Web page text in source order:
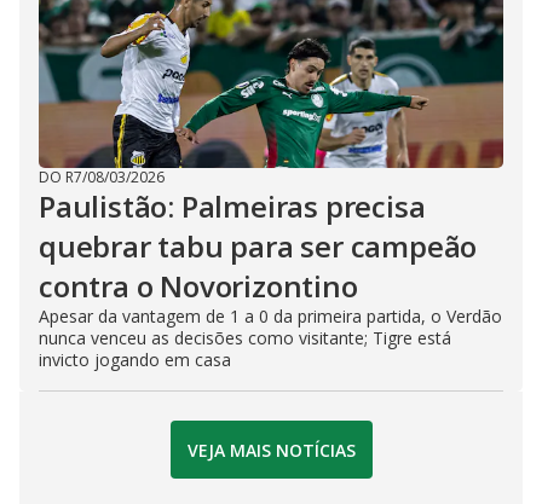
DO R7/08/03/2026
Paulistão: Palmeiras precisa
quebrar tabu para ser campeão
contra o Novorizontino
Apesar da vantagem de 1 a 0 da primeira partida, o Verdão
nunca venceu as decisões como visitante; Tigre está
invicto jogando em casa
VEJA MAIS NOTÍCIAS